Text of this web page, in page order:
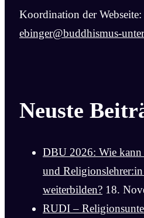
Koordination der
ebinger@buddhismus-
Neuste
DBU 2026: Wie
und
weiterbilden? 18.
RUDI –